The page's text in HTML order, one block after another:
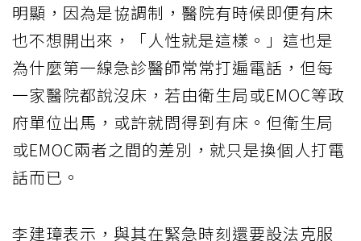
明顯，因為是協調制，醫院有時候即便有床
也不想開出來，「人性就是這樣。」這也是
為什麼第一線急診醫師常常打遍電話，但每
一家醫院都說沒床，若由衛生局或EMOC等政
府單位出馬，或許就問得到有床。但衛生局
或EMOC兩者之間的差別，就只是換個人打電
話而已。
李建璋表示，與其在緊急時刻還要設法克服